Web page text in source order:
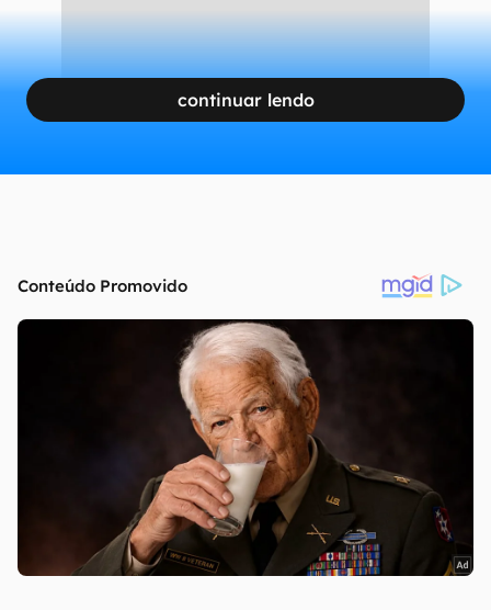
continuar lendo